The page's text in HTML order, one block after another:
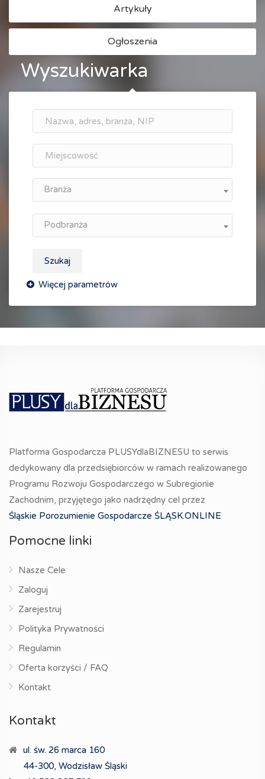
Artykuły
Ogłoszenia
Wyszukiwarka
Branża
Podbranża
Szukaj
Platforma Gospodarcza PLUSYdlaBIZNESU to serwis
dedykowany dla przedsiębiorców w ramach realizowanego
Programu Rozwoju Gospodarczego w Subregionie
Zachodnim, przyjętego jako nadrzędny cel przez
Śląskie Porozumienie Gospodarcze ŚLĄSK.ONLINE
Pomocne linki
Nasze Cele
Zaloguj
Zarejestruj
Polityka Prywatności
Regulamin
Oferta korzyści / FAQ
Kontakt
Kontakt
ul. św. 26 marca 160
44-300, Wodzisław Śląski